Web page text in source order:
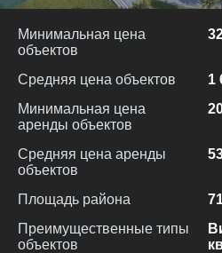
Минимальная цена
объектов
Средняя цена объектов
1
Минимальная цена
аренды объектов
Средняя цена аренды
объектов
Площадь района
Преимущественные типы
объектов